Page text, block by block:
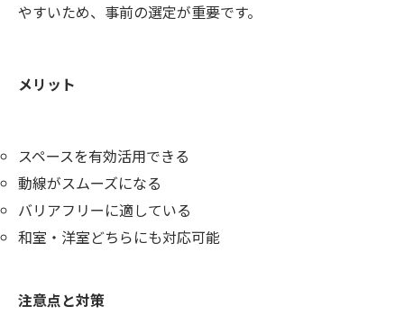
やすいため、事前の選定が重要です。
メリット
スペースを有効活用できる
動線がスムーズになる
バリアフリーに適している
和室・洋室どちらにも対応可能
注意点と対策